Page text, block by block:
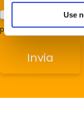
Use
Acconsento al
preso visione della